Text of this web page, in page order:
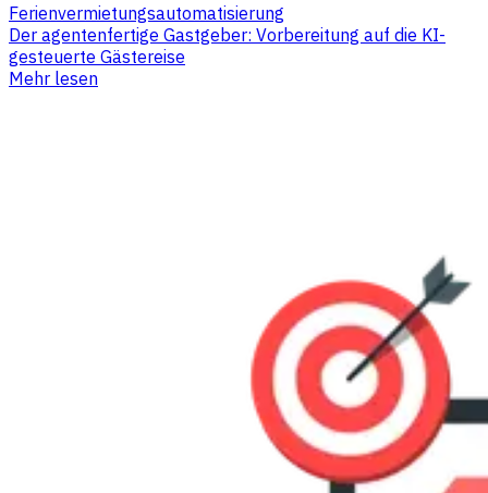
Ferienvermietungsautomatisierung
Der agentenfertige Gastgeber: Vorbereitung auf die KI-
gesteuerte Gästereise
Mehr lesen